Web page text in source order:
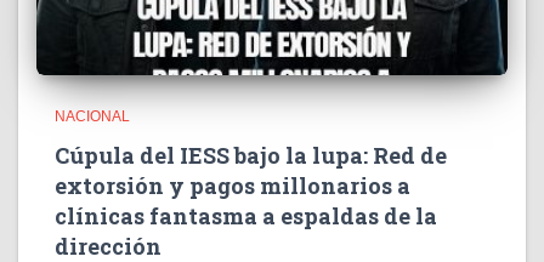
NACIONAL
Cúpula del IESS bajo la lupa: Red de
extorsión y pagos millonarios a
clínicas fantasma a espaldas de la
dirección